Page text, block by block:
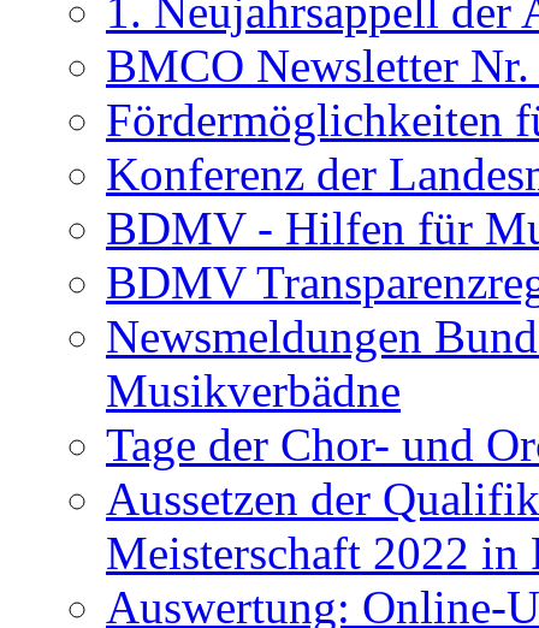
1. Neujahrsappell der
BMCO Newsletter
Fördermöglichkeiten
Konferenz der
BDMV - Hilfen für
BDMV
Newsmeldungen
Musikverbädne
Tage der Chor- und
Aussetzen der
Meisterschaft 2022 in
Auswertung: Online-